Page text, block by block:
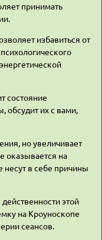
принимать
избавиться от
состояние
обсудит их с вами,
но увеличивает
оказывается на
несут в себе причины
этой
на Кроуноскопе
сеансов.